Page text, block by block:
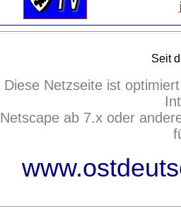
Seit
Diese Netzseite ist
Netscape ab 7.x oder